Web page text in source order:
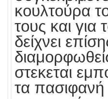
κουλτούρα
τους και
δείχνει
στεκεται
τα πασιφανή